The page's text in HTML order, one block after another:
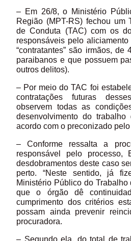
– Em 26/8, o Ministério
Região (MPT-RS) fechou um
de Conduta (TAC) com os
responsáveis pelo
“contratantes” são irmãos, de
paraibanos e que possuem
outros delitos).
– Por meio do TAC foi
contratações futuras
observem todas as
desenvolvimento do
acordo com o preconizado
– Conforme ressalta a
responsável pelo processo,
desdobramentos deste caso
perto. “Neste sentido, já
Ministério Público do
que o órgão dê
cumprimento dos critérios
possam ainda prevenir
procuradora.
– Segundo ela, do total de